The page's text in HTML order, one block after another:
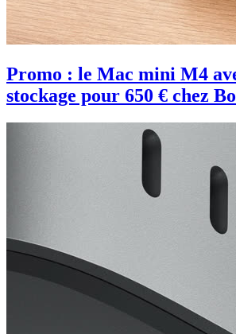
Promo : le Mac mini M4
stockage pour 650 € chez